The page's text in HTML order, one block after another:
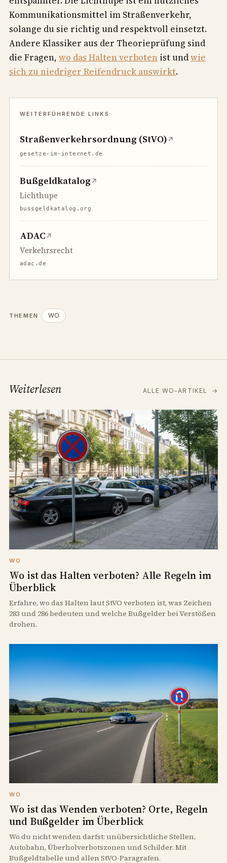
Kommunikationsmittel im Straßenverkehr,
solange du sie richtig und respektvoll einsetzt.
Andere Klassiker aus der Theorieprüfung sind
die Fragen, wo das Halten verboten ist undwie
sich zu niedriger Reifendruck auswirkt.
Straßenverkehrsordnung (StVO) ↗
gesetze-im-internet.de
Bußgeldkatalog ↗
Lichthupe
bussgeldkatalog.org
ADAC ↗
Verkehrsrecht
adac.de
THEMEN WO
Weiterlesen ALLE WO-ARTIKEL →
WO
Wo ist das Halten verboten? Alle Regeln im
Überblick
Erfahre, wo das Halten laut StVO verboten ist, was Zeichen
283 und 286 bedeuten und welche Bußgelder bei Verstößen
drohen.
WO
Wo ist das Wenden verboten? Orte, Regeln
und Bußgelder im Überblick
Wo du nicht wenden darfst: unübersichtliche Stellen,
Autobahn, Überholverbotszonen und Schilder. Mit
Bußgeldtabelle und allen StVO-Paragrafen.